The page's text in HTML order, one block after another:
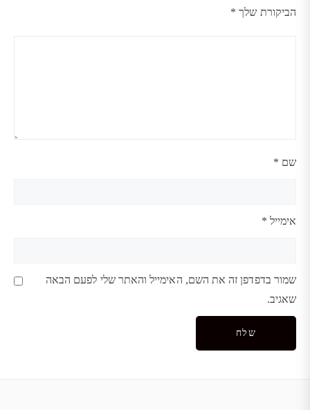
הביקורת שלך *
שם *
אימייל *
שמור בדפדפן זה את השם, האימייל והאתר שלי לפעם הבאה
שאגיב.